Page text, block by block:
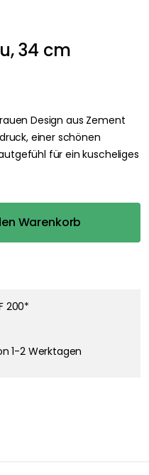
34 cm
Design aus Zement
einer schönen
für ein kuscheliges
Warenkorb
200*
1-2 Werktagen